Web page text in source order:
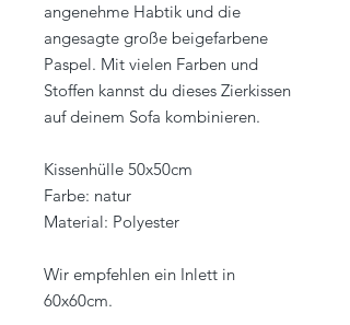
angenehme Habtik und die
angesagte große beigefarbene
Paspel. Mit vielen Farben und
Stoffen kannst du dieses Zierkissen
auf deinem Sofa kombinieren.
Kissenhülle 50x50cm
Farbe: natur
Material: Polyester
Wir empfehlen ein Inlett in
60x60cm.